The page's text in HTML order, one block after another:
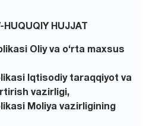
HUQUQIY HUJJAT
Oliy va o‘rta maxsus
Iqtisodiy taraqqiyot va
vazirligi,
Moliya vazirligining